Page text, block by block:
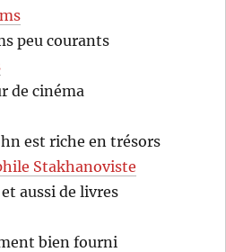
peu courants
de cinéma
est riche en trésors
Stakhanoviste
aussi de livres
bien fourni